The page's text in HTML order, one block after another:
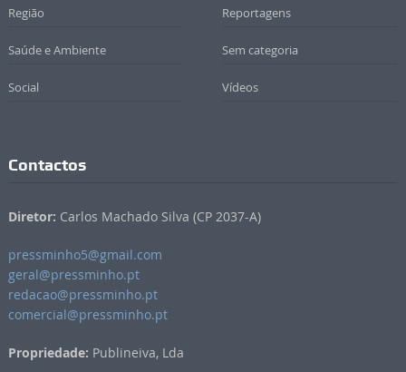
Região Reportagens
Saúde e Ambiente Sem categoria
Social Vídeos
Contactos
Diretor: Carlos Machado Silva (CP 2037-A)
pressminho5@gmail.com
geral@pressminho.pt
redacao@pressminho.pt
comercial@pressminho.pt
Propriedade: Publineiva, Lda